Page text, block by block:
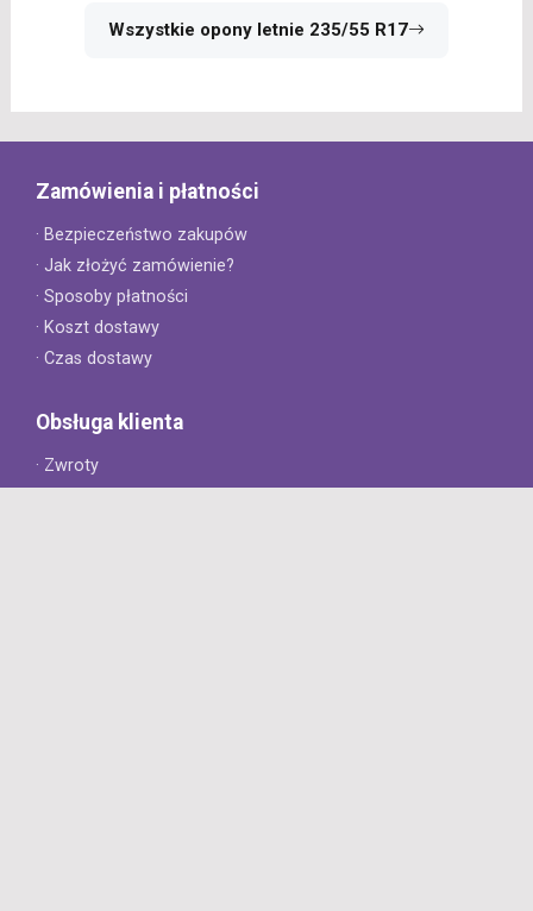
Wszystkie opony letnie 235/55 R17
Zamówienia i płatności
· Bezpieczeństwo zakupów
· Jak złożyć zamówienie?
· Sposoby płatności
· Koszt dostawy
· Czas dostawy
Obsługa klienta
· Zwroty